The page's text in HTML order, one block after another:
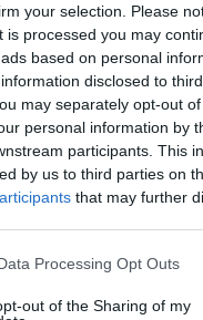
your selection. Please
is processed you may
based on personal
disclosed to
may separately opt-out
personal information by
participants. This
by us to third parties on
that may further
Processing Opt Outs
out of the Sharing of my
Porsche, wir wollen
benötigen. Für die
brauchen wir
das nötige
nun endlich auf den
Herz und Hirn